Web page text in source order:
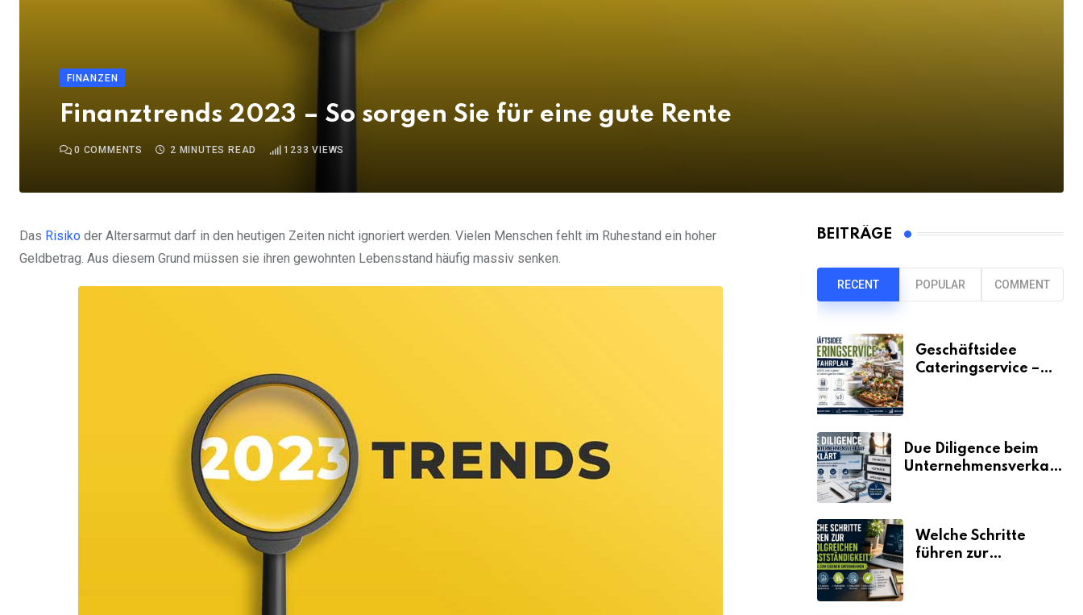
FINANZEN
Finanztrends 2023 – So sorgen Sie für eine gute Rente
0 COMMENTS 2 MINUTES READ 1233 VIEWS
Das Risiko der Altersarmut darf in den heutigen Zeiten nicht ignoriert werden. Vielen Menschen fehlt im Ruhestand ein hoher
Geldbetrag. Aus diesem Grund müssen sie ihren gewohnten Lebensstand häufig massiv senken.
BEITRÄGE
RECENT POPULAR COMMENT
Geschäftsidee
Cateringservice –
Due Diligence beim
Unternehmensverkauf
Welche Schritte
führen zur